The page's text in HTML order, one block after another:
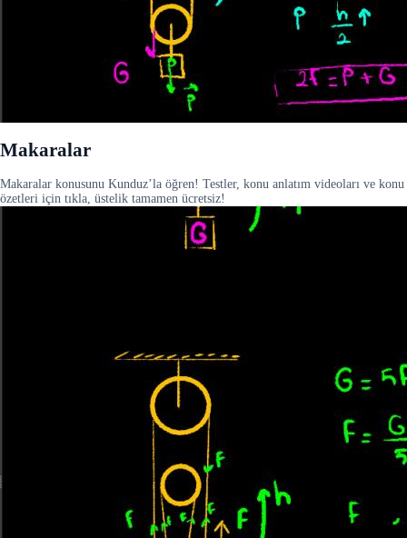
Makaralar
Makaralar konusunu Kunduz’la öğren! Testler, konu anlatım videoları ve konu
özetleri için tıkla, üstelik tamamen ücretsiz!